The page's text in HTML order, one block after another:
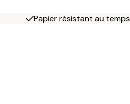
Papier résistant au temps